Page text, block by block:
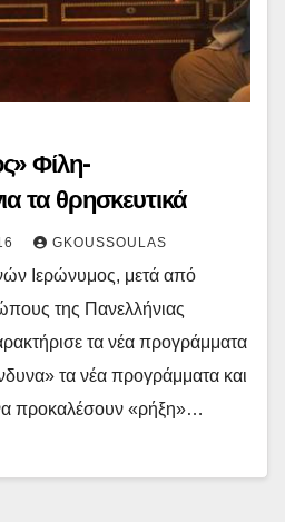
Φίλη-
τα θρησκευτικά
GKOUSSOULAS
Ιερώνυμος, μετά από
της Πανελλήνιας
τα νέα προγράμματα
τα νέα προγράμματα και
προκαλέσουν «ρήξη»…